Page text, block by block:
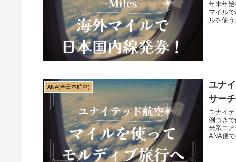
年末年
マイル
ルを使
ANA(全日本航空)
ユナ
サー
ユナイ
例つき
米系エ
ANA便